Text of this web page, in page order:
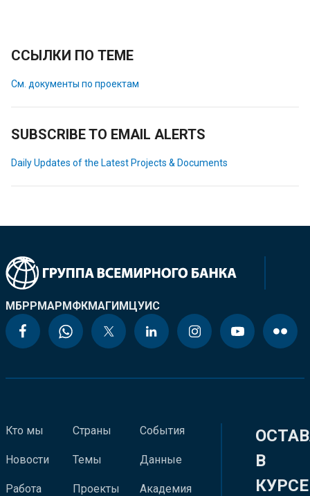
ССЫЛКИ ПО ТЕМЕ
См. документы по проектам
SUBSCRIBE TO EMAIL ALERTS
Daily Updates of the Latest Projects & Documents
МБРРМАРМФКМАГИМЦУИС
Кто мы
Новости
Работа
Страны
Темы
Проекты
События
Данные
Академия
В
КУРСЕ